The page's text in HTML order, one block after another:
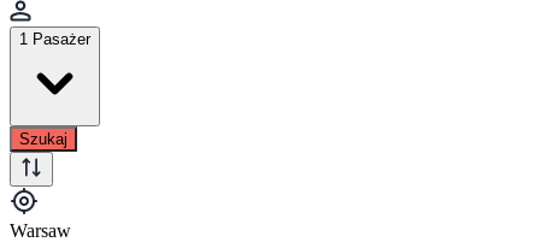
1 Pasażer
Szukaj
Warsaw